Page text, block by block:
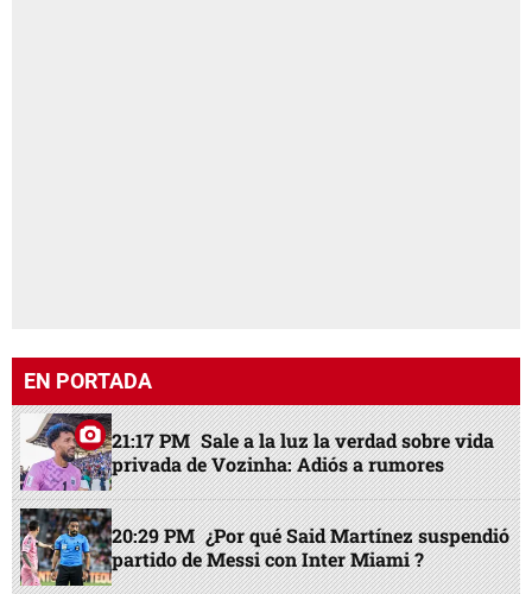
EN PORTADA
21:17 PM Sale a la luz la verdad sobre vida
privada de Vozinha: Adiós a rumores
20:29 PM ¿Por qué Said Martínez suspendió
partido de Messi con Inter Miami ?